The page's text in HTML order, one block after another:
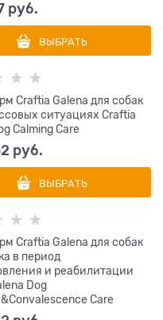
руб.
ВЫБРАТЬ
Craftia Galena для собак
ситуациях Craftia
Calming Care
руб.
ВЫБРАТЬ
Craftia Galena для собак
в период
и реабилитации
Dog
Care